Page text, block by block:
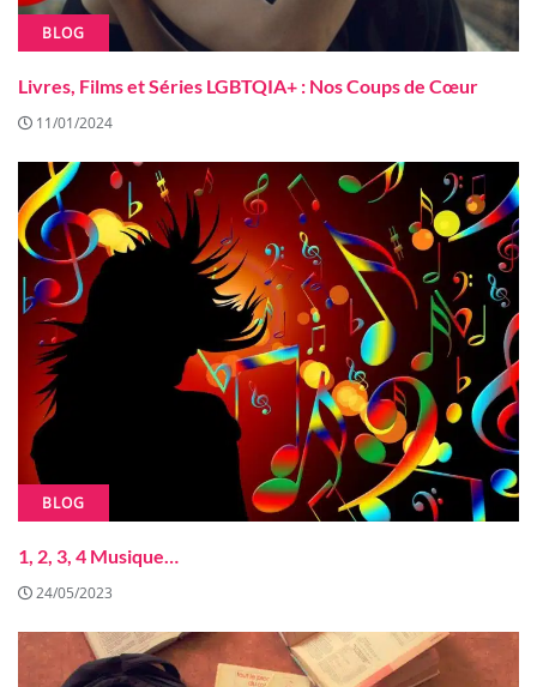
BLOG
Livres, Films et Séries LGBTQIA+ : Nos Coups de Cœur
11/01/2024
BLOG
1, 2, 3, 4 Musique…
24/05/2023